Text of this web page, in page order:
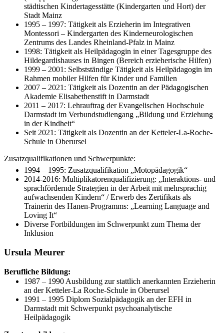
städtischen Kindertagesstätte (Kindergarten und Hort) der
Stadt Mainz
1995 – 1997: Tätigkeit als Erzieherin im Integrativen
Montessori – Kindergarten des Kinderneurologischen
Zentrums des Landes Rheinland-Pfalz in Mainz
1998: Tätigkeit als Heilpädagogin in einer Tagesgruppe des
Hildegardishauses in Bingen (Bereich erzieherische Hilfen)
1999 – 2001: Selbstständige Tätigkeit als Heilpädagogin im
Rahmen mobiler Hilfen für Kinder und Familien
2007 – 2021: Tätigkeit als Dozentin an der Pädagogischen
Akademie Elisabethenstift in Darmstadt
2011 – 2017: Lehrauftrag der Evangelischen Hochschule
Darmstadt im Verbundstudiengang „Bildung und Erziehung
in der Kindheit“
Seit 2021: Tätigkeit als Dozentin an der Ketteler-La-Roche-
Schule in Oberursel
Zusatzqualifikationen und Schwerpunkte:
1994 – 1995: Zusatzqualifikation „Motopädagogik“
2014-2016: Multiplikatorenqualifizierung: „Interaktions- und
sprachfördernde Strategien in der Arbeit mit mehrsprachig
aufwachsenden Kindern“ / Erwerb des Zertifikats als
Trainerin des Hanen-Programms: „Learning Language and
Loving It“
Diverse Fortbildungen im Schwerpunkt zum Thema der
Inklusion
Ursula Meurer
Berufliche Bildung:
1987 – 1990 Ausbildung zur stattlich anerkannten Erzieherin
an der Ketteler-La Roche-Schule in Oberursel
1991 – 1995 Diplom Sozialpädagogik an der EFH in
Darmstadt mit Schwerpunkt psychoanalytische
Heilpädagogik